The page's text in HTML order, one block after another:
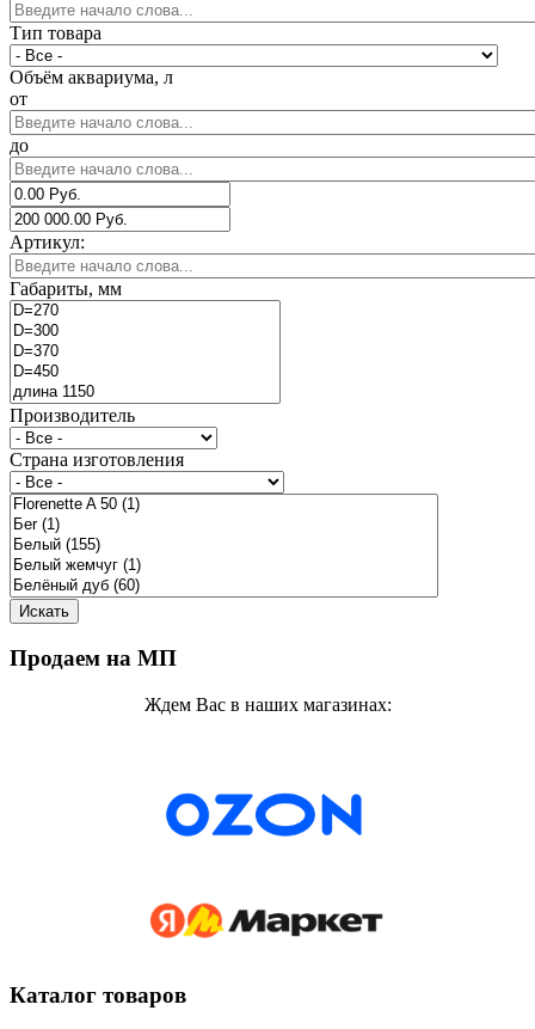
Тип товара
Объём аквариума, л
от
до
Артикул:
Габариты, мм
Производитель
Страна изготовления
Продаем на МП
Ждем Вас в наших магазинах:
Каталог товаров